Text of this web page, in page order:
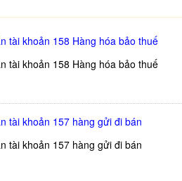
tài khoản 158 Hàng hóa bảo thuế
tài khoản 158 Hàng hóa bảo thuế
tài khoản 157 hàng gửi đi bán
tài khoản 157 hàng gửi đi bán